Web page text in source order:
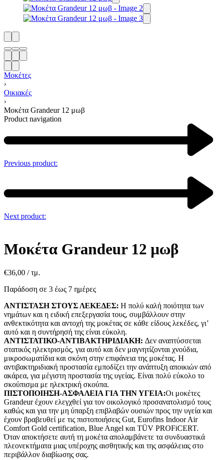
Μοκέτες
›
Οικιακές
›
Μοκέτα Grandeur 12 μωβ
Product navigation
Previous product:
Next product:
Μοκέτα Grandeur 12 μωβ
€36,00 / τμ.
Παράδοση σε 3 έως 7 ημέρες
ΑΝΤΙΣΤΑΣΗ ΣΤΟΥΣ ΛΕΚΕΔΕΣ: Η πολύ καλή ποιότητα των
νημάτων και η ειδική επεξεργασία τους, συμβάλλουν στην
ανθεκτικότητα και αντοχή της μοκέτας σε κάθε είδους λεκέδες, γι’
αυτό και η συντήρησή της είναι εύκολη.
ΑΝΤΙΣΤΑΤΙΚΟ-ΑΝΤΙΒΑΚΤΗΡΙΔΙΑΚΗ: Δεν αναπτύσσεται
στατικός ηλεκτρισμός, για αυτό και δεν μαγνητίζονται χνούδια,
μικροσωματίδια και σκόνη στην επιφάνεια της μοκέτας. Η
αντιβακτηριδιακή προστασία εμποδίζει την ανάπτυξη αποικιών από
ακάρεα, για μέγιστη προστασία της υγείας. Είναι πολύ εύκολο το
σκούπισμα με ηλεκτρική σκούπα.
ΠΙΣΤΟΠΟΙΗΣΗ-ΑΣΦΑΛΕΙΑ ΓΙΑ ΤΗΝ ΥΓΕΙΑ:Οι μοκέτες
Grandeur έχουν ελεγχθεί για τον οικολογικό προσανατολισμό τους
καθώς και για την μη ύπαρξη επιβλαβών ουσιών προς την υγεία και
έχουν βραβευθεί με τις πιστοποιήσεις Gut, Eurofins Indoor Air
Comfort Gold certification, Blue Angel και TÜV PROFiCERT.
Όταν αποκτήσετε αυτή τη μοκέτα απολαμβάνετε τα συνδυαστικά
πλεονεκτήματα μιας υπέροχης αισθητικής και της ασφάλειας στο
περιβάλλον διαβίωσης σας.